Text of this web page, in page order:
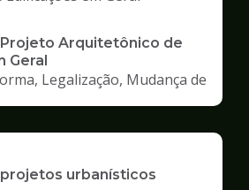
Arquitetônico de
Geral
Legalização, Mudança de
urbanísticos